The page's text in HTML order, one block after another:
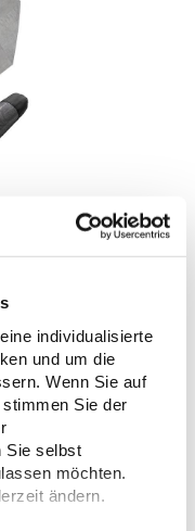
individualisierte
und um die
Wenn Sie auf
stimmen Sie der
Sie selbst
möchten.
ändern.
/ 12%
KG Rheinlanddamm
info@printwear.eu
19,11 € *
*